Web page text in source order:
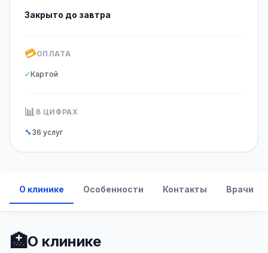
Закрыто до завтра
💳ОПЛАТА
✓Картой
📊 В ЦИФРАХ
🔧36 услуг
О клинике Особенности Контакты Врачи
🏥О клинике